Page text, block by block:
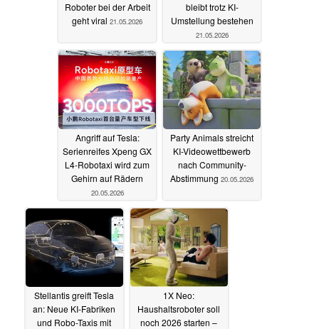
Roboter bei der Arbeit
geht viral 21.05.2026
bleibt trotz KI-
Umstellung bestehen
21.05.2026
Angriff auf Tesla:
Serienreifes Xpeng GX
L4-Robotaxi wird zum
Gehirn auf Rädern
20.05.2026
Party Animals streicht
KI-Videowettbewerb
nach Community-
Abstimmung 20.05.2026
Stellantis greift Tesla
an: Neue KI-Fabriken
und Robo-Taxis mit
1X Neo:
Haushaltsroboter soll
noch 2026 starten –